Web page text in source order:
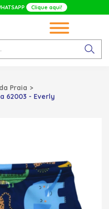
Clique aqui!
Praia
62003 - Everly